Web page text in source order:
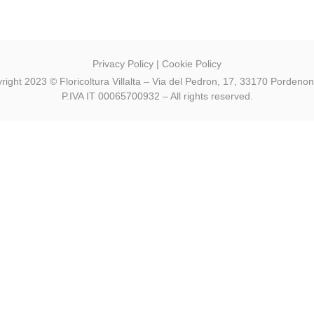
Privacy Policy | Cookie Policy
2023 © Floricoltura Villalta – Via del Pedron, 17, 33170
P.IVA IT 00065700932 – All rights reserved.